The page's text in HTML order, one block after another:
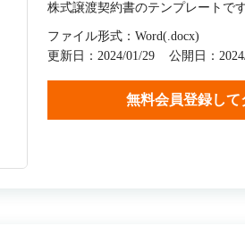
株式譲渡契約書のテンプレートで
ファイル形式：Word(.docx)
更新日：2024/01/29
公開日：
無料会員登録して